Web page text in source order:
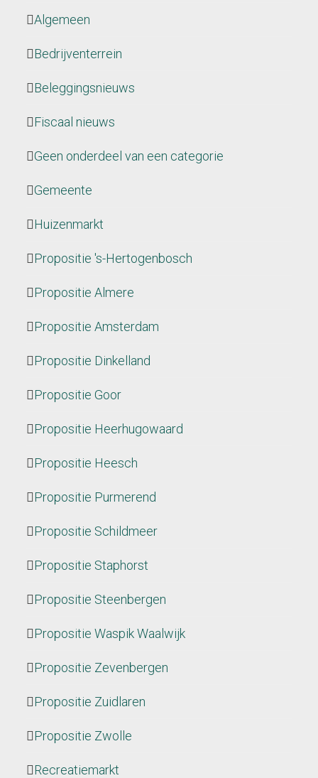
Algemeen
Bedrijventerrein
Beleggingsnieuws
Fiscaal nieuws
Geen onderdeel van een categorie
Gemeente
Huizenmarkt
Propositie 's-Hertogenbosch
Propositie Almere
Propositie Amsterdam
Propositie Dinkelland
Propositie Goor
Propositie Heerhugowaard
Propositie Heesch
Propositie Purmerend
Propositie Schildmeer
Propositie Staphorst
Propositie Steenbergen
Propositie Waspik Waalwijk
Propositie Zevenbergen
Propositie Zuidlaren
Propositie Zwolle
Recreatiemarkt